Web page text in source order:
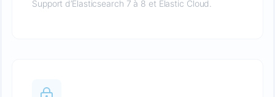
Support d’Elasticsearch 7 à 8 et Elastic Cloud.